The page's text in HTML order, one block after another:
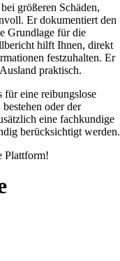
größeren Schäden,
Er dokumentiert den
Grundlage für die
hilft Ihnen, direkt
festzuhalten. Er
praktisch.
eine reibungslose
oder der
eine fachkundige
berücksichtigt werden.
Plattform!